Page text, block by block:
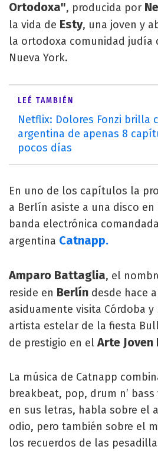
Ortodoxa", producida por
la vida de Esty, una joven y
la ortodoxa comunidad judía
Nueva York.
LEÉ TAMBIÉN
Netflix: Dolores Fonzi brilla
argentina de apenas 8
pocos días
En uno de los capítulos la
a Berlín asiste a una disco
banda electrónica
argentina Catnapp.
Amparo Battaglia, el
reside en Berlín desde hace
asiduamente visita Córdoba
artista estelar de la fiesta
de prestigio en elArte Joven
La música de Catnapp
breakbeat, pop, drum n’
en sus letras, habla sobre el
odio, pero también sobre el
los recuerdos de las